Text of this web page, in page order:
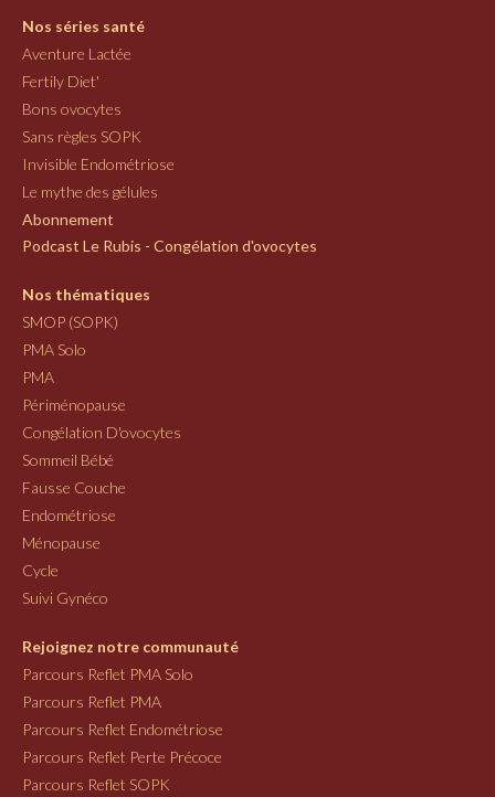
Nos séries santé
Aventure Lactée
Fertily Diet'
Bons ovocytes
Sans règles SOPK
Invisible Endométriose
Le mythe des gélules
Abonnement
Podcast Le Rubis - Congélation d'ovocytes
Nos thématiques
SMOP (SOPK)
PMA Solo
PMA
Périménopause
Congélation D'ovocytes
Sommeil Bébé
Fausse Couche
Endométriose
Ménopause
Cycle
Suivi Gynéco
Rejoignez notre communauté
Parcours Reflet PMA Solo
Parcours Reflet PMA
Parcours Reflet Endométriose
Parcours Reflet Perte Précoce
Parcours Reflet SOPK